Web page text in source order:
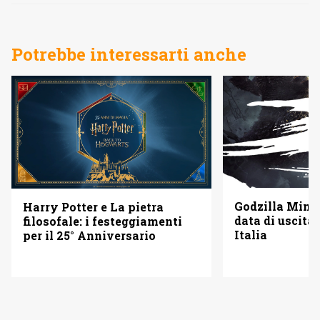
Potrebbe interessarti anche
Harry Potter e La pietra
filosofale: i festeggiamenti
per il 25° Anniversario
Godzilla
data di uscita
Italia